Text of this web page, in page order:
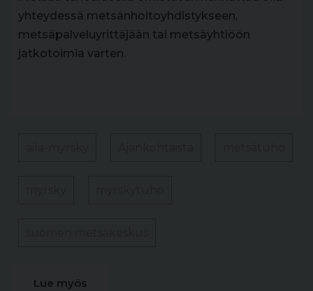
yhteydessä metsänhoitoyhdistykseen,
metsäpalveluyrittäjään tai metsäyhtiöön
jatkotoimia varten.
Lue myös